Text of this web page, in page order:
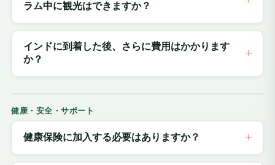
ラム中に観光はできますか？
インドに到着した後、さらに費用はかかります
か？
健康・安全・サポート
健康保険に加入する必要はありますか？